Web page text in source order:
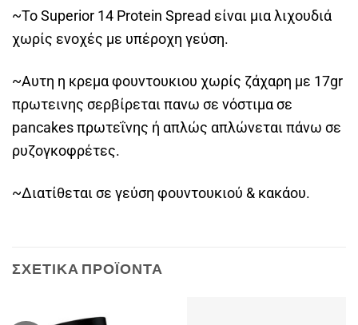
~Το Superior 14 Protein Spread είναι μια λιχουδιά
χωρίς ενοχές με υπέροχη γεύση.
~Αυτη η κρεμα φουντουκιου χωρίς ζάχαρη με 17gr
πρωτεινης σερβίρεται πανω σε νόστιμα σε
pancakes πρωτεΐνης ή απλώς απλώνεται πάνω σε
ρυζογκοφρέτες.
~Διατίθεται σε γεύση φουντουκιού & κακάου.
ΣΧΕΤΙΚΆ ΠΡΟΪΌΝΤΑ